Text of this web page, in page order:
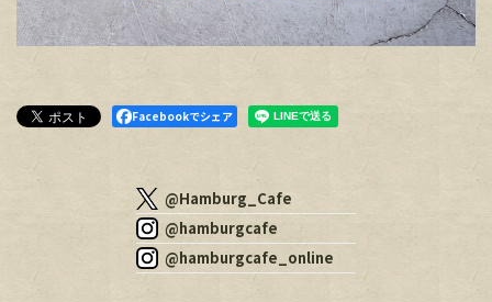
Facebookでシェア
@Hamburg_Cafe
@hamburgcafe
@hamburgcafe_online